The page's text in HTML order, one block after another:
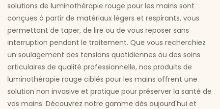
solutions de luminothérapie rouge pour les mains sont
conçues à partir de matériaux légers et respirants, vous
permettant de taper, de lire ou de vous reposer sans
interruption pendant le traitement. Que vous recherchiez
un soulagement des tensions quotidiennes ou des soins
articulaires de qualité professionnelle, nos produits de
luminothérapie rouge ciblés pour les mains offrent une
solution non invasive et pratique pour préserver la santé de
vos mains. Découvrez notre gamme dès aujourd'hui et